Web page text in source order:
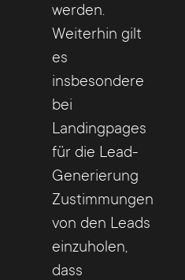
werden.
Weiterhin gilt
es
insbesondere
bei
Landingpages
für die Lead-
Generierung
Zustimmungen
von den Leads
einzuholen,
dass